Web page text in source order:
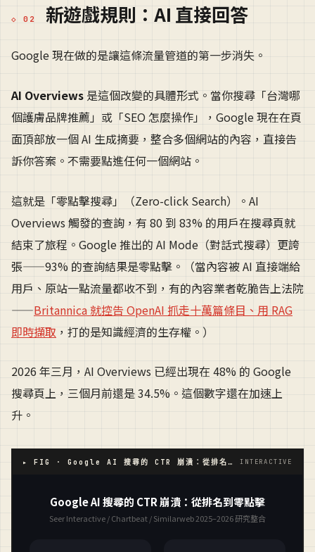
新遊戲規則：AI 直接回答
Google 現在做的是讓這條流量管道的第一步消失。
AI Overviews 是這個改變的具體形式。當你搜尋「台灣哪
個護膚品牌推薦」或「SEO 怎麼操作」，Google 現在在頁
面頂部放一個 AI 生成摘要，整合多個網站的內容，直接告
訴你答案。不需要點進任何一個網站。
這就是「零點擊搜尋」（Zero-click Search）。AI
Overviews 觸發的查詢，有 80 到 83% 的用戶在搜尋頁就
結束了旅程。Google 推出的 AI Mode（對話式搜尋）更誇
張——93% 的查詢結果是零點擊。（當內容被 AI 直接端給
用戶、原站一點流量都收不到，有的內容業者乾脆告上法院
——Britannica 就控告 OpenAI 抓走十萬篇條目、用 RAG
即時擷取 ，打的是知識經濟的生存權。）
2026 年三月，AI Overviews 已經出現在 48% 的 Google
搜尋頁上，三個月前還是 34.5%。這個數字還在加速上
升。
▸ FIG · Google AI 搜尋的 CTR 崩潰：從排名到零點擊的數字全貌 INTERACTIVE